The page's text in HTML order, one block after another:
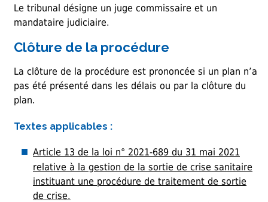
Le tribunal désigne un juge commissaire et un
mandataire judiciaire.
Clôture de la procédure
La clôture de la procédure est prononcée si un plan n’a
pas été présenté dans les délais ou par la clôture du
plan.
Textes applicables :
Article 13 de la loi n° 2021-689 du 31 mai 2021
relative à la gestion de la sortie de crise sanitaire
instituant une procédure de traitement de sortie
de crise.